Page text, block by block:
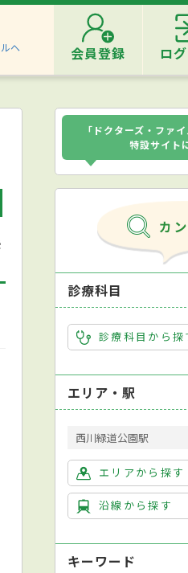
へ
会員登録 ロ
「ドクターズ・ファ
特設サイト
診療科目
診療科目から探
エリア・駅
西川緑道公園駅
エリアから探す
沿線から探す
キーワード